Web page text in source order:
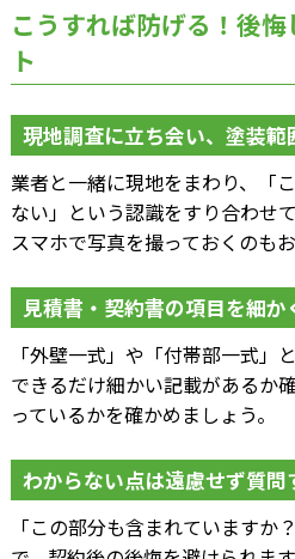
こうすれば防げる！後
ト
現地調査に立ち会い、塗装範
業者と一緒に現地をまわり、「
ない」という認識をすり合わせ
スマホで写真を撮っておくのもお
見積書・契約書の項目を細か
「外壁一式」や「付帯部一式」
できるだけ細かい記載があるか
っているかを確かめましょう。
わからない点は遠慮せず質問
「この部分も含まれていますか